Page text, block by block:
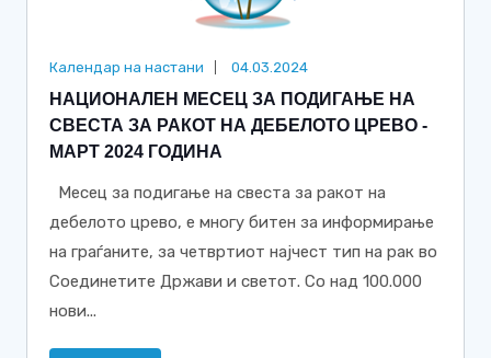
Календар на настани 04.03.2024
НАЦИОНАЛЕН МЕСЕЦ ЗА ПОДИГАЊЕ НА
СВЕСТА ЗА РАКОТ НА ДЕБЕЛОТО ЦРЕВО -
МАРТ 2024 ГОДИНА
Mесец за подигање на свеста за ракот на
дебелото црево, е многу битен за информирање
на граѓаните, за четвртиот најчест тип на рак во
Соединетите Држави и светот. Со над 100.000
нови...